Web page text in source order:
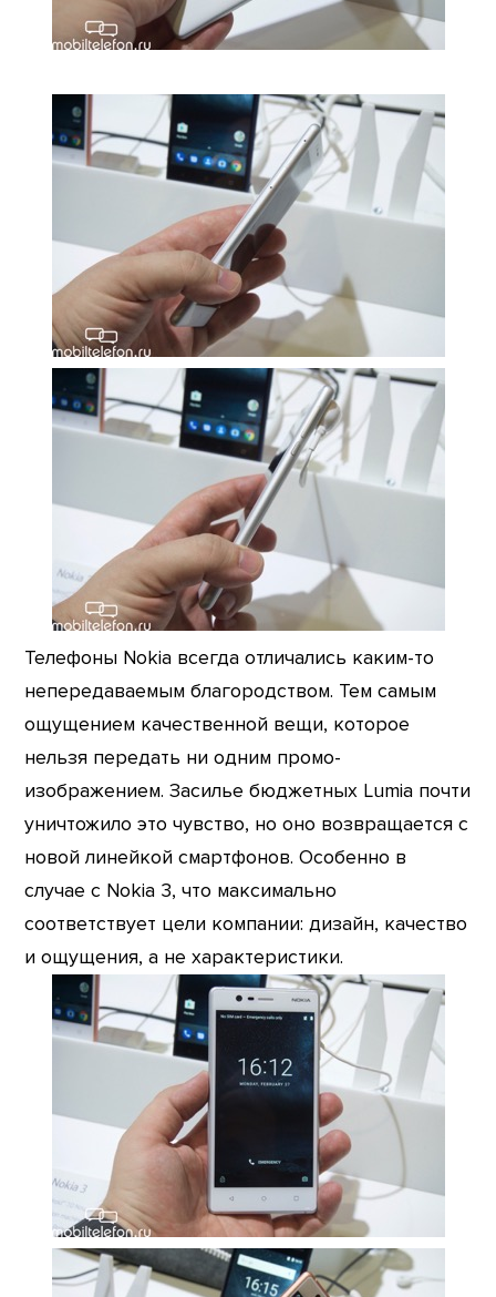
Телефоны Nokia всегда отличались каким-то
непередаваемым благородством. Тем самым
ощущением качественной вещи, которое
нельзя передать ни одним промо-
изображением. Засилье бюджетных Lumia почти
уничтожило это чувство, но оно возвращается с
новой линейкой смартфонов. Особенно в
случае с Nokia 3, что максимально
соответствует цели компании: дизайн, качество
и ощущения, а не характеристики.